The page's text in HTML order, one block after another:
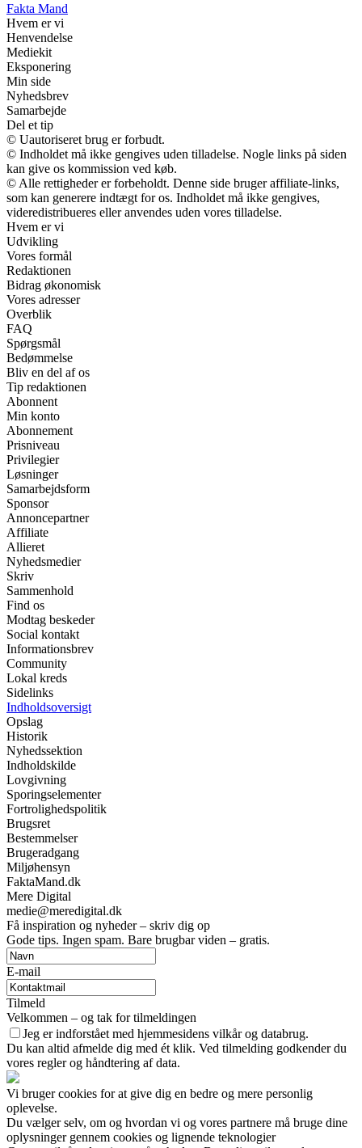
Fakta Mand
Hvem er vi
Henvendelse
Mediekit
Eksponering
Min side
Nyhedsbrev
Samarbejde
Del et tip
© Uautoriseret brug er forbudt.
© Indholdet må ikke gengives uden tilladelse. Nogle links på siden
kan give os kommission ved køb.
© Alle rettigheder er forbeholdt. Denne side bruger affiliate-links,
som kan generere indtægt for os. Indholdet må ikke gengives,
videredistribueres eller anvendes uden vores tilladelse.
Hvem er vi
Udvikling
Vores formål
Redaktionen
Bidrag økonomisk
Vores adresser
Overblik
FAQ
Spørgsmål
Bedømmelse
Bliv en del af os
Tip redaktionen
Abonnent
Min konto
Abonnement
Prisniveau
Privilegier
Løsninger
Samarbejdsform
Sponsor
Annoncepartner
Affiliate
Allieret
Nyhedsmedier
Skriv
Sammenhold
Find os
Modtag beskeder
Social kontakt
Informationsbrev
Community
Lokal kreds
Sidelinks
Indholdsoversigt
Opslag
Historik
Nyhedssektion
Indholdskilde
Lovgivning
Sporingselementer
Fortrolighedspolitik
Brugsret
Bestemmelser
Brugeradgang
Miljøhensyn
FaktaMand.dk
Mere Digital
medie@meredigital.dk
Få inspiration og nyheder – skriv dig op
Gode tips. Ingen spam. Bare brugbar viden – gratis.
E-mail
Tilmeld
Velkommen – og tak for tilmeldingen
Jeg er indforstået med hjemmesidens vilkår og databrug.
Du kan altid afmelde dig med ét klik. Ved tilmelding godkender du
vores regler og håndtering af data.
Vi bruger cookies for at give dig en bedre og mere personlig
oplevelse.
Du vælger selv, om og hvordan vi og vores partnere må bruge dine
oplysninger gennem cookies og lignende teknologier